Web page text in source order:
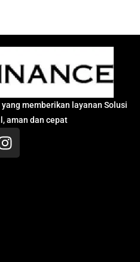
memberikan layanan Solusi
aman dan cepat